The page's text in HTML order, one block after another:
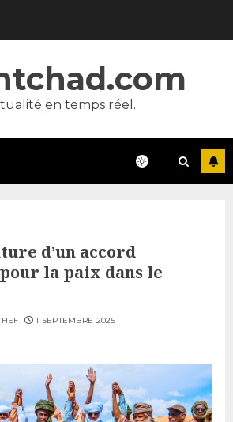
en temps réel.
d’un accord
la paix dans le
1 SEPTEMBRE 2025